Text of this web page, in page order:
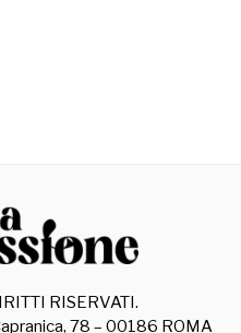
RISERVATI.
78 – 00186 ROMA